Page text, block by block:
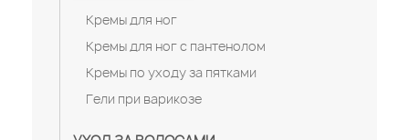
Кремы для ног
Кремы для ног с пантенолом
Кремы по уходу за пятками
Гели при варикозе